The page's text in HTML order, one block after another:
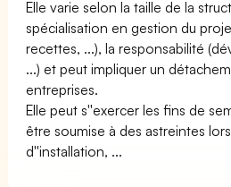
Elle varie selon la taille de la
spécialisation en gestion du
recettes, ...), la responsabilité
...) et peut impliquer un
entreprises.
Elle peut s''exercer les fins de
être soumise à des astreintes
d''installation, ...